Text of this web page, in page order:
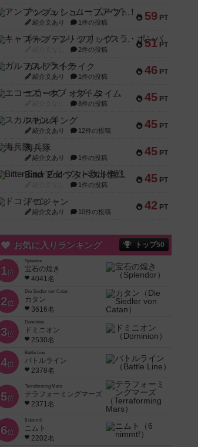
59 PT
アンブッシュ！：ムーブアウト！
紹介文あり 1件の投稿
51 PT
キャプテン・フリップ：イスラ・ボンバ
2件の投稿
46 PT
ガルフストライク
紹介文あり 1件の投稿
45 PT
エコーズ・オブ・タイム
8件の投稿
45 PT
スカルキング
紹介文あり 12件の投稿
45 PT
海兵隊
紹介文あり 1件の投稿
45 PT
Bitter End ブタペスト救出作戦
1件の投稿
42 PT
ドコジャン
紹介文あり 10件の投稿
お気に入りランキング トップ50
1位
Splendor
宝石の煌き
4041名
2位
Die Siedler von Catan
カタン
3616名
3位
Dominion
ドミニオン
2530名
4位
Battle Line
バトルライン
2378名
5位
Terraforming Mars
テラフォーミングマーズ
2371名
6位
6 nimmt!
ニムト
2202名